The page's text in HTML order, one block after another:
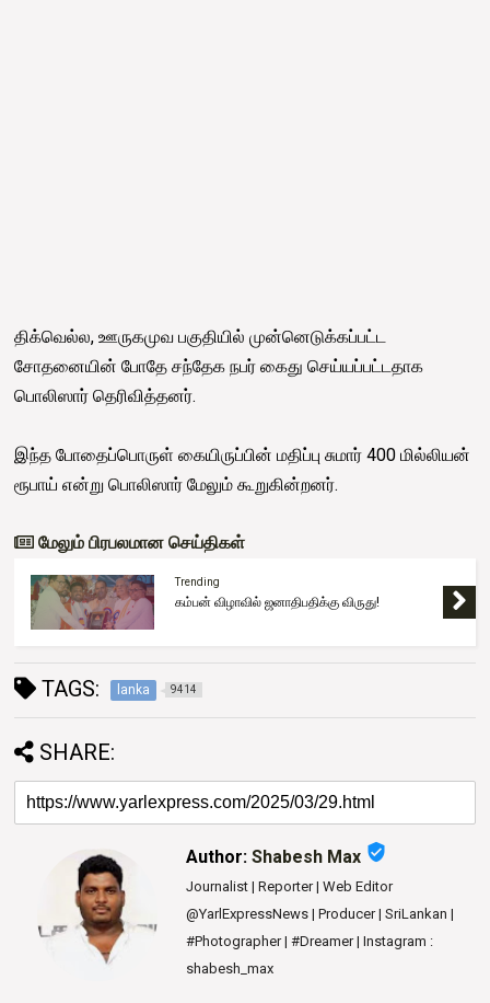
திக்வெல்ல, ஊருகமுவ பகுதியில் முன்னெடுக்கப்பட்ட
சோதனையின் போதே சந்தேக நபர் கைது செய்யப்பட்டதாக
பொலிஸார் தெரிவித்தனர்.
இந்த போதைப்பொருள் கையிருப்பின் மதிப்பு சுமார் 400 மில்லியன்
ரூபாய் என்று பொலிஸார் மேலும் கூறுகின்றனர்.
மேலும் பிரபலமான செய்திகள்
Trending
கம்பன் விழாவில் ஜனாதிபதிக்கு விருது!
TAGS: lanka 9414
SHARE:
Author:Shabesh Max verified_user
Journalist | Reporter | Web Editor
@YarlExpressNews | Producer | SriLankan |
#Photographer | #Dreamer | Instagram :
shabesh_max